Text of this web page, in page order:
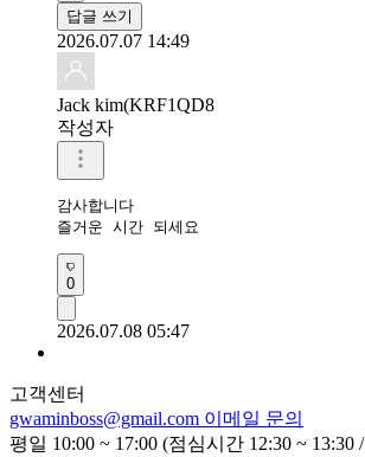
답글 쓰기
2026.07.07 14:49
Jack kim(KRF1QD8
작성자
감사합니다
즐거운 시간 되세요
0
2026.07.08 05:47
고객센터
gwaminboss@gmail.com 이메일 문의
평일 10:00 ~ 17:00 (점심시간 12:30 ~